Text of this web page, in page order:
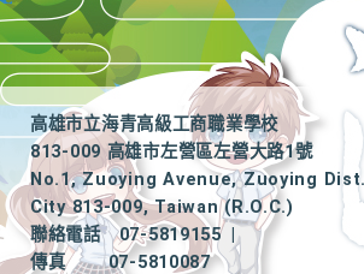
高雄市立海青高級工商職業學校
813-009 高雄市左營區左營大路1號
No.1, Zuoying Avenue, Zuoying
City 813-009, Taiwan (R.O.C.)
聯絡電話
07-5819155
|
傳真
07-5810087